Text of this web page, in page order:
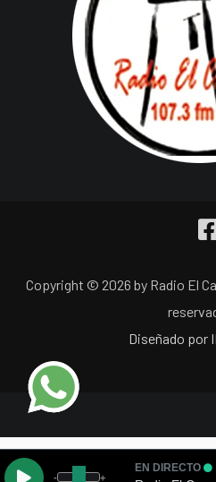
Copyright © 2026 by Radio El
Diseñado por
- +
EN DIRECTO